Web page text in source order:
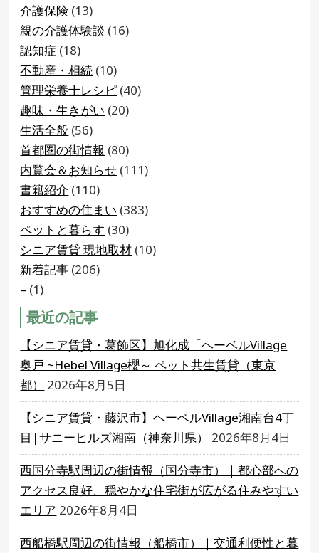
介護保険 (13)
親の介護体験談 (16)
認知症 (18)
不動産・相続 (10)
管理栄養士レシピ (40)
趣味・生きがい (20)
生活全般 (56)
首都圏の街情報 (80)
内覧会＆お知らせ (111)
書籍紹介 (110)
おすすめの住まい (383)
ペットと暮らす (30)
シニア賃貸 現地取材 (10)
新着記事 (206)
– (1)
最近の記事
【シニア賃貸・葛飾区】旭化成「ヘーベルVillage
奥戸 ~Hebel Village櫻～ ペット共生賃貸（東京
都）
2026年8月5日
【シニア賃貸・藤沢市】ヘーベルVillage湘南台4丁
目|サニーヒルズ湘南（神奈川県）
2026年8月4日
西国分寺駅周辺の街情報（国分寺市）｜都心部への
アクセス良好、穏やかな住宅街が広がる住みやすい
エリア 2026年8月4日
西船橋駅周辺の街情報（船橋市）｜交通利便性と暮